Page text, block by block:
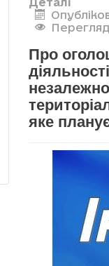
Про
яке